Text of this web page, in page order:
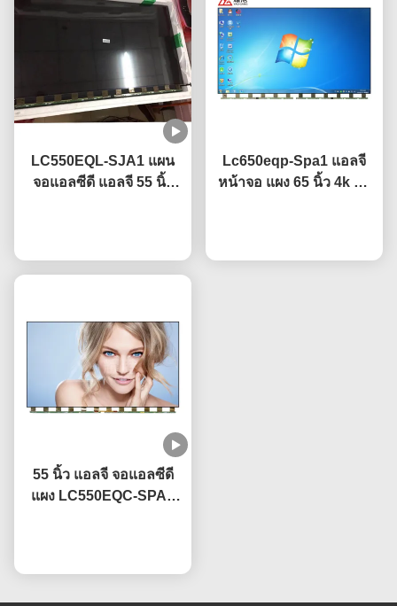
LC550EQL-SJA1 แผน
จอแอลซีดี แอลจี 55 นิ้ว
Lc650eqp-Spa1 แอลจี
หน้าจอ แผง 65 นิ้ว 4k ทีวี
55 นิ้ว แอลจี จอแอลซีดี
แผง LC550EQC-SPA2